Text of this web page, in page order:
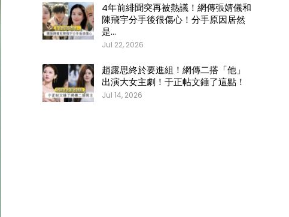
4年前緋聞突再被熱議！網傳張婧儀和
陳飛宇分手後很傷心！分手原因居然
是…
Jul 22, 2026
趙露思終於要進組！網傳二搭「他」
出演大女主劇！于正帖文錘了這點！
Jul 14, 2026